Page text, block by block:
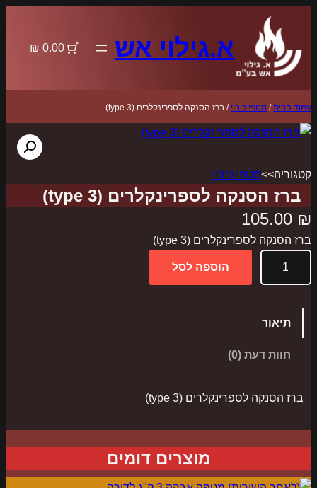
א.גילוי אש 0.00 ₪
עמוד הבית/ מטפי כיבוי / ברז הסנקה לספרינקלרים (type 3)
קטגוריה>>מטפי כיבוי
ברז הסנקה לספרינקלרים (type 3)
105.00 ₪
ברז הסנקה לספרינקלרים (type 3)
ה
ס
נ
הוספה לסל
תיאור
חוות דעת (0)
ברז הסנקה לספרינקלרים (type 3)
מוצרים דומים